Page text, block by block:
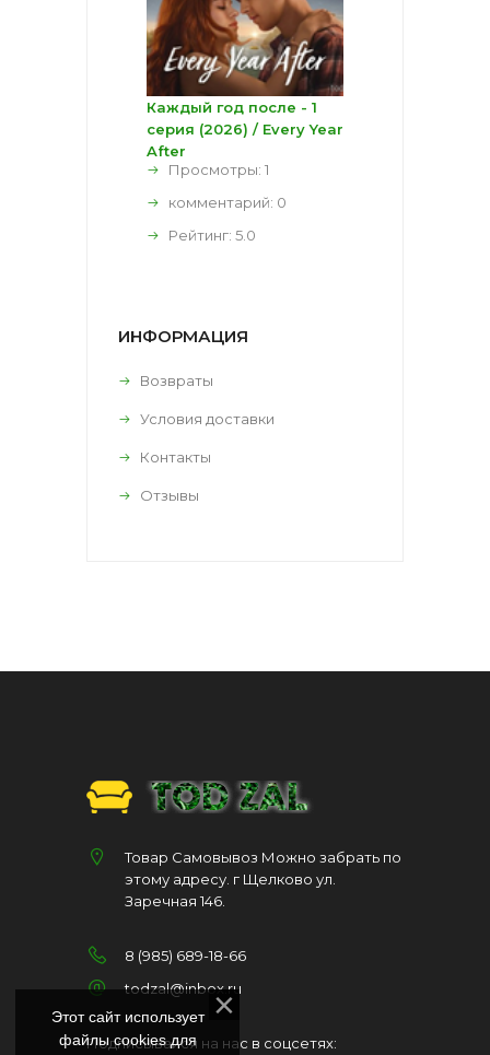
Каждый год после - 1
серия (2026) / Every Year
After
Просмотры: 1
комментарий: 0
Рейтинг: 5.0
ИНФОРМАЦИЯ
Возвраты
Условия доставки
Контакты
Отзывы
Товар Самовывоз Можно забрать по
этому адресу. г Щелково ул.
Заречная 146.
8 (985) 689-18-66
todzal@inbox.ru
Подписывайся на нас в соцсетях:
Этот сайт использует
файлы cookies для